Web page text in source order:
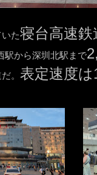
た寝台高速鉄
駅から深圳北駅まで
。 表定速度は